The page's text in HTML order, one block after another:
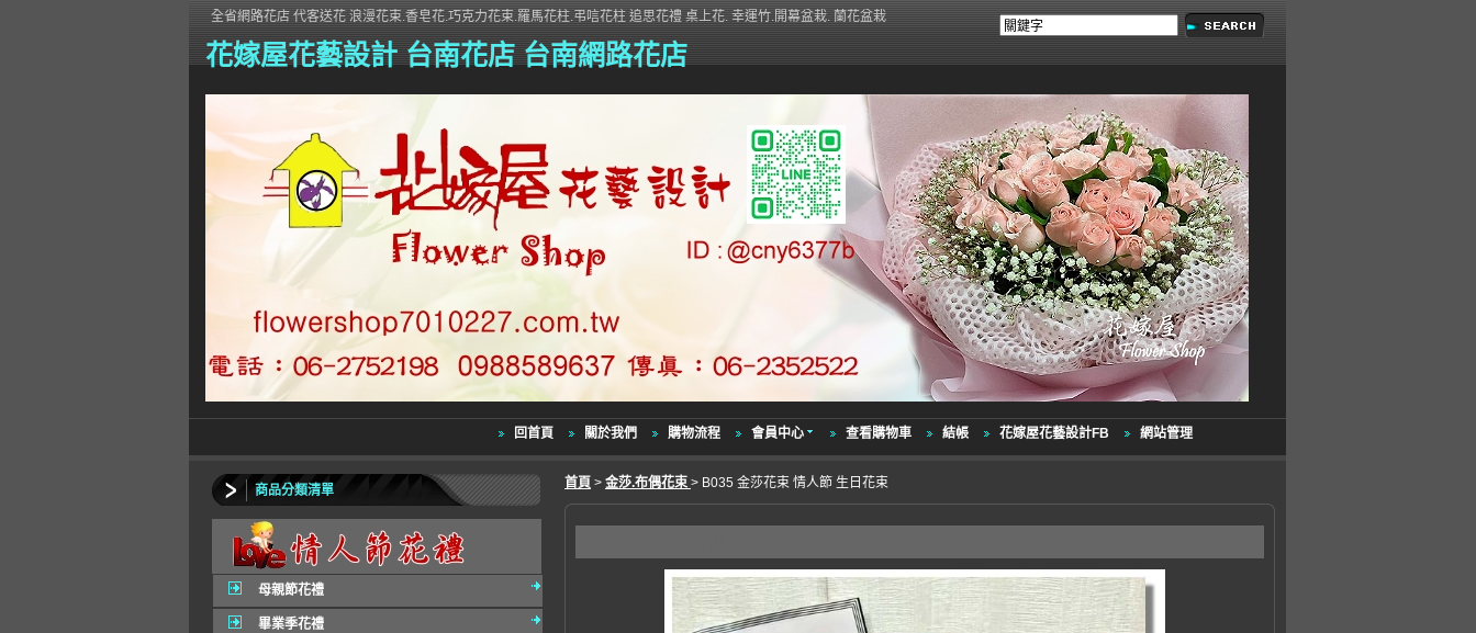
花嫁屋花藝設計 台南花店 台南網路花店
全省網路花店 代客送花 浪漫花束.香皂花.巧克力花束.羅馬花柱.弔唁花柱 追思花禮 桌上花. 幸運竹.開幕盆栽. 蘭花盆栽
回首頁 關於我們 購物流程 會員中心 查看購物車 結帳 花嫁屋花藝設計FB 網站管理
商品分類清單
母親節花禮
畢業季花禮
首頁 > 金莎.布偶花束 > B035 金莎花束 情人節 生日花束